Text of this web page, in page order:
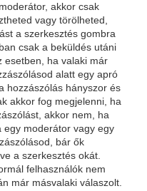
akkor csak
vagy törölheted,
a szerkesztés gombra
csak a beküldés utáni
esetben, ha valaki már
alatt egy apró
hozzászólás hányszor és
akkor fog megjelenni, ha
akkor nem, ha
egy moderátor vagy egy
bár ők
a szerkesztés okát.
felhasználók nem
már másvalaki válaszolt.